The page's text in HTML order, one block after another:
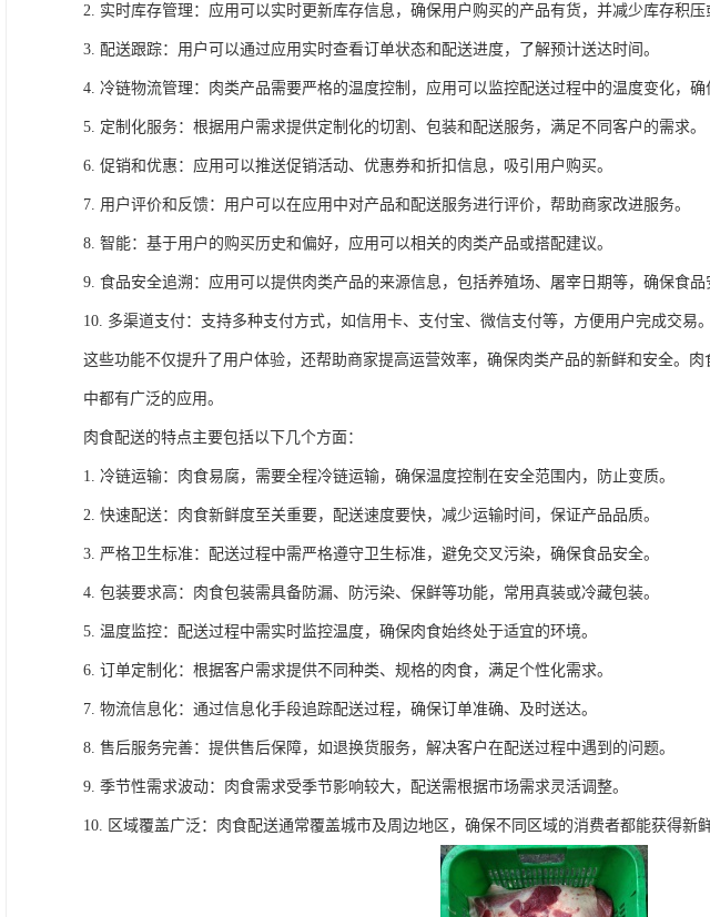
2. 实时库存管理：应用可以实时更新库存信息，确保用户购买的产品有货，并减少库存积压
3. 配送跟踪：用户可以通过应用实时查看订单状态和配送进度，了解预计送达时间。
4. 冷链物流管理：肉类产品需要严格的温度控制，应用可以监控配送过程中的温度变化，确
5. 定制化服务：根据用户需求提供定制化的切割、包装和配送服务，满足不同客户的需求。
6. 促销和优惠：应用可以推送促销活动、优惠券和折扣信息，吸引用户购买。
7. 用户评价和反馈：用户可以在应用中对产品和配送服务进行评价，帮助商家改进服务。
8. 智能：基于用户的购买历史和偏好，应用可以相关的肉类产品或搭配建议。
9. 食品安全追溯：应用可以提供肉类产品的来源信息，包括养殖场、屠宰日期等，确保食品
10. 多渠道支付：支持多种支付方式，如信用卡、支付宝、微信支付等，方便用户完成交易。
这些功能不仅提升了用户体验，还帮助商家提高运营效率，确保肉类产品的新鲜和安全。
中都有广泛的应用。
肉食配送的特点主要包括以下几个方面：
1. 冷链运输：肉食易腐，需要全程冷链运输，确保温度控制在安全范围内，防止变质。
2. 快速配送：肉食新鲜度至关重要，配送速度要快，减少运输时间，保证产品品质。
3. 严格卫生标准：配送过程中需严格遵守卫生标准，避免交叉污染，确保食品安全。
4. 包装要求高：肉食包装需具备防漏、防污染、保鲜等功能，常用真装或冷藏包装。
5. 温度监控：配送过程中需实时监控温度，确保肉食始终处于适宜的环境。
6. 订单定制化：根据客户需求提供不同种类、规格的肉食，满足个性化需求。
7. 物流信息化：通过信息化手段追踪配送过程，确保订单准确、及时送达。
8. 售后服务完善：提供售后保障，如退换货服务，解决客户在配送过程中遇到的问题。
9. 季节性需求波动：肉食需求受季节影响较大，配送需根据市场需求灵活调整。
10. 区域覆盖广泛：肉食配送通常覆盖城市及周边地区，确保不同区域的消费者都能获得新鲜